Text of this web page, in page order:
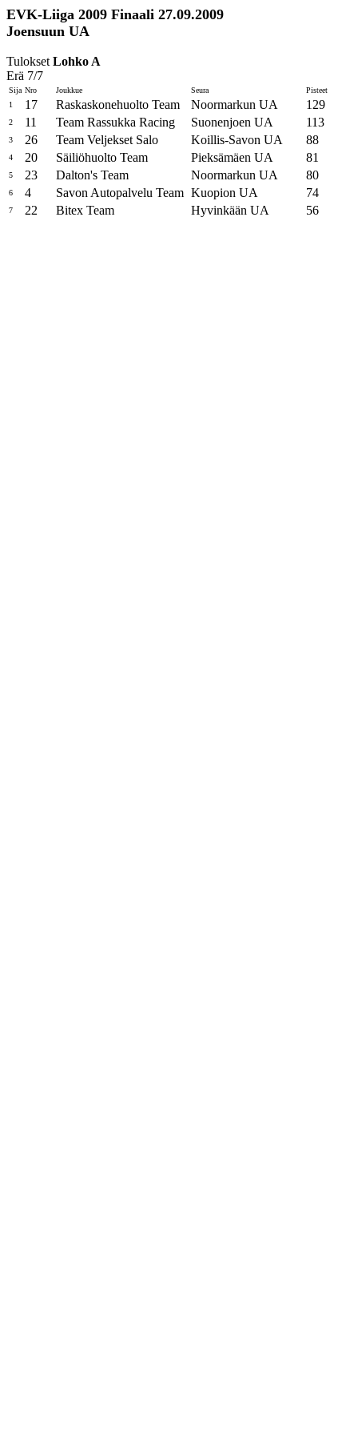
EVK-Liiga 2009 Finaali 27.09.2009
Joensuun UA
Tulokset Lohko A
Erä 7/7
Sija Nro Joukkue Seura
Pisteet
1
17 Raskaskonehuolto Team Noormarkun UA 129
2 11 Team Rassukka Racing Suonenjoen UA 113
3 26 Team Veljekset Salo Koillis-Savon UA 88
4 20 Säiliöhuolto Team Pieksämäen UA 81
5 23 Dalton's Team Noormarkun UA 80
6 4 Savon Autopalvelu Team Kuopion UA 74
7 22 Bitex Team Hyvinkään UA 56